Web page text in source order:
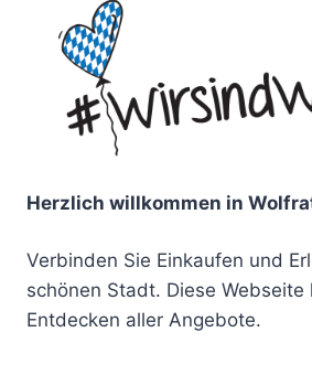
Herzlich willkommen in
Verbinden Sie Einkaufen und
schönen Stadt. Diese Webseite
Entdecken aller Angebote.